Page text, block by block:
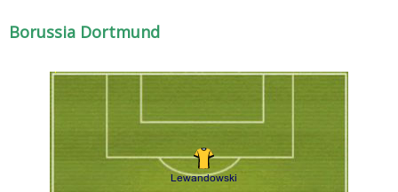
Borussia Dortmund